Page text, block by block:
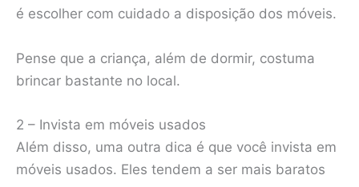
é escolher com cuidado a disposição dos móveis.
Pense que a criança, além de dormir, costuma
brincar bastante no local.
2 – Invista em móveis usados
Além disso, uma outra dica é que você invista em
móveis usados. Eles tendem a ser mais baratos